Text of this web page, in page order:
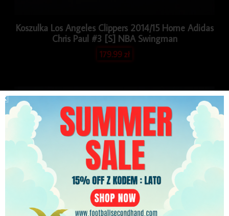
Koszulka Los Angeles Clippers 2014/15 Home Adidas
Chris Paul #3 [S] NBA Swingman
179.99zł